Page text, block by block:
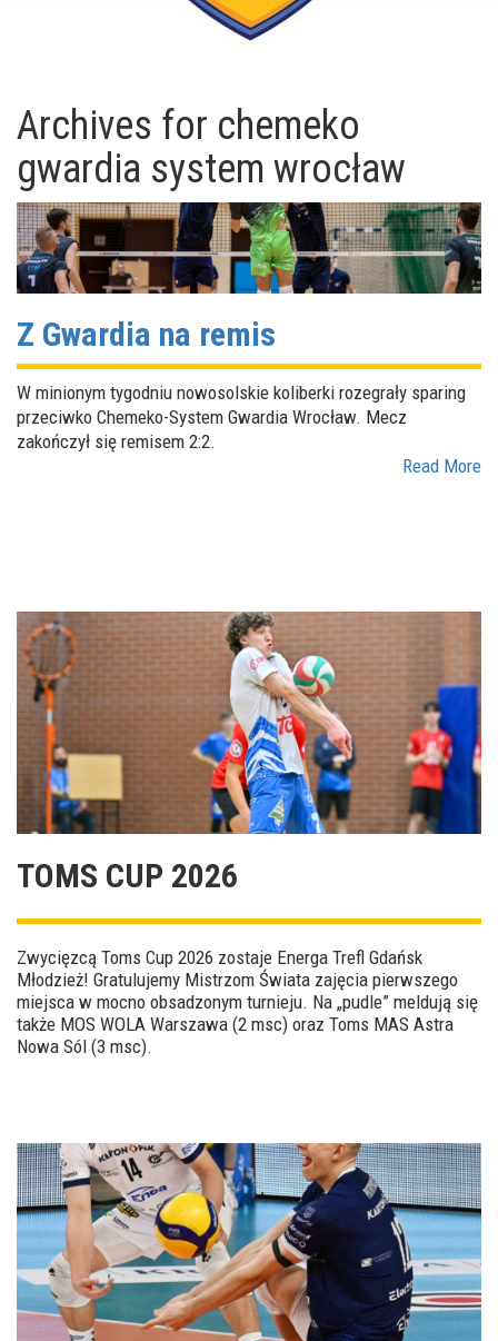
Archives for chemeko
gwardia system wrocław
Z Gwardia na remis
W minionym tygodniu nowosolskie koliberki rozegrały sparing
przeciwko Chemeko-System Gwardia Wrocław. Mecz
zakończył się remisem 2:2.
Read More
TOMS CUP 2026
Zwycięzcą Toms Cup 2026 zostaje Energa Trefl Gdańsk
Młodzież! Gratulujemy Mistrzom Świata zajęcia pierwszego
miejsca w mocno obsadzonym turnieju. Na „pudle” meldują się
także MOS WOLA Warszawa (2 msc) oraz Toms MAS Astra
Nowa Sól (3 msc).